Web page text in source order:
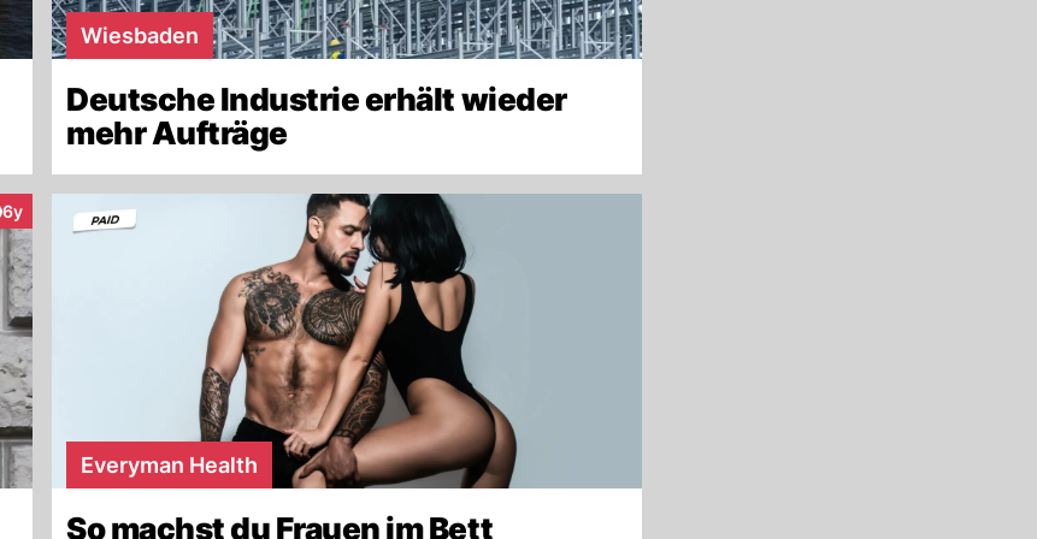
Wiesbaden
Deutsche Industrie erhält wieder
mehr Aufträge
Artikel veröffentlicht:
6y
Everyman Health
So machst du Frauen im Bett